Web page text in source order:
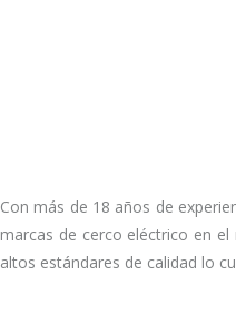
Con más de 18 años de
marcas de cerco eléctrico en
altos estándares de calidad lo